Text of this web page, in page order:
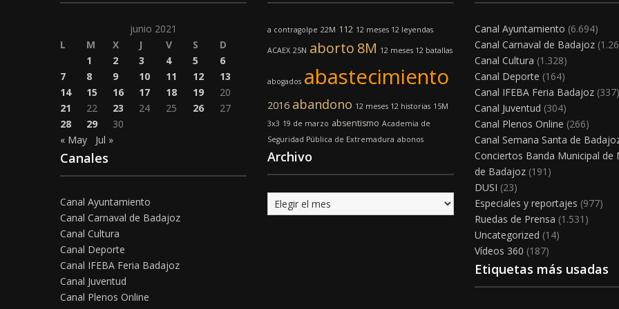
junio 2021
L
M X J V S
D
1
2 3 4 5
6
7
8 9 10 11 12
13
14
15 16 17 18 19
20
21
22 23 24 25 26
27
28
29
30
« May
Jul »
Canales
Canal Ayuntamiento
Canal Carnaval de Badajoz
Canal Cultura
Canal Deporte
Canal IFEBA Feria Badajoz
Canal Juventud
Canal Plenos Online
a contragolpe 22M 112 12 meses 12 leyendas
ACAEX 25N aborto 8M 12 meses 12 batallas
abogados abastecimiento
2016 abandono 12 meses 12 historias 15M
3x3 19 de marzo absentismo Academia de
Seguridad Pública de Extremadura abonos
Archivo
Archivo
Canal Ayuntamiento (6.694)
Canal Carnaval de Badajoz
Canal Cultura (1.328)
Canal Deporte (164)
Canal IFEBA Feria Badajoz (337)
Canal Juventud (304)
Canal Plenos Online (266)
Canal Semana Santa de
Conciertos Banda Municipal de
de Badajoz (191)
DUSI (23)
Especiales y reportajes (977)
Ruedas de Prensa (1.531)
Uncategorized (14)
Vídeos 360 (187)
Etiquetas más usadas